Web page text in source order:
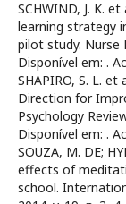
SCHWIND, J. K.
learning strategy
pilot study. Nurse
Disponível em: .
SHAPIRO, S. L.
Direction for
Psychology
Disponível em: .
SOUZA, M. DE;
effects of
school.